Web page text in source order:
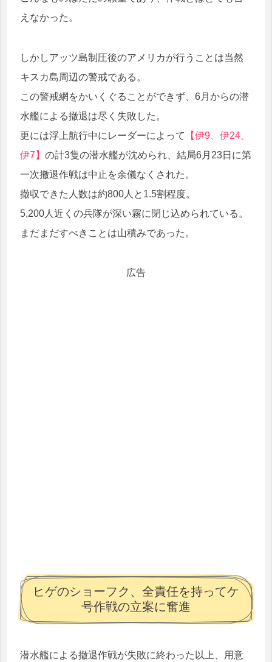
えなかった。
しかしアッツ島制圧後のアメリカが行うことは当然
キスカ島周辺の警戒である。
この警戒網をかいくぐることができず、6月からの潜
水艦による撤退は尽く失敗した。
更には浮上航行中にレーダーによって
【伊9、伊24、
伊7】 の計3隻の潜水艦が沈められ、結局6月23日に第
一次撤退作戦は中止を余儀なくされた。
撤収できた人数は約800人と1.5割程度。
5,200人近くの兵隊が深い霧に閉じ込められている。
まだまだすべきことは山積みであった。
広告
ヒゲのショーフク、全責任を持ってケ
号作戦の立案に奮進
潜水艦による撤退作戦が失敗に終わった以上、用意